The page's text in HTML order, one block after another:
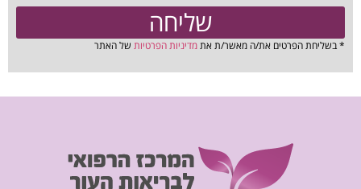
שליחה
* בשליחת הפרטים את/ה מאשר/ת אתמדיניות הפרטיות של האתר